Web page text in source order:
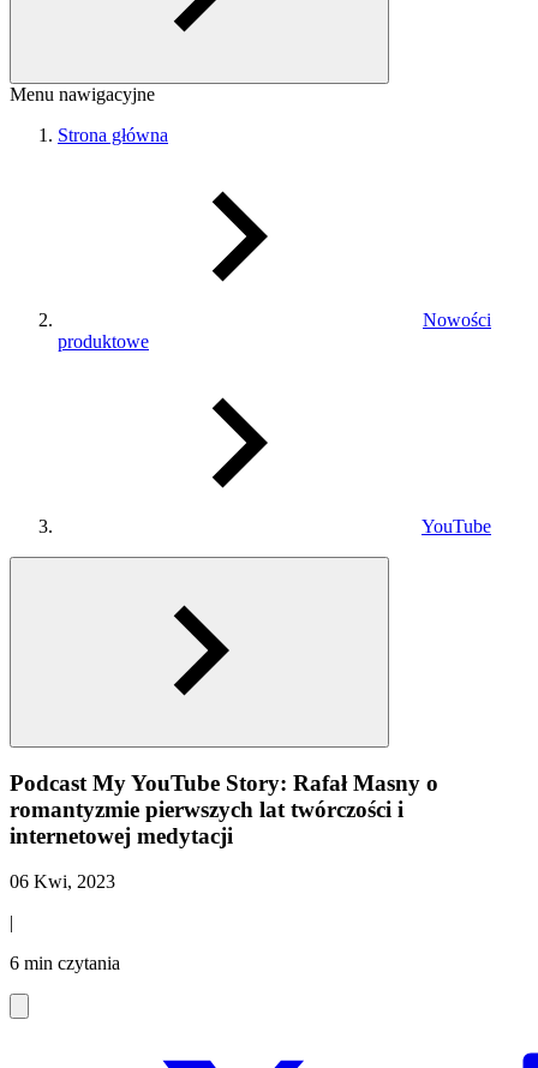
Menu nawigacyjne
Strona główna
Nowości
produktowe
YouTube
Podcast My YouTube Story: Rafał Masny o
romantyzmie pierwszych lat twórczości i
internetowej medytacji
06 Kwi, 2023
|
6 min czytania